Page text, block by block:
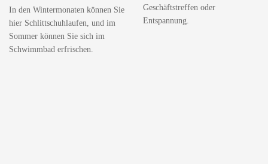
In den Wintermonaten können Sie
hier Schlittschuhlaufen, und im
Sommer können Sie sich im
Schwimmbad erfrischen.
Geschäftstreffen oder
Entspannung.